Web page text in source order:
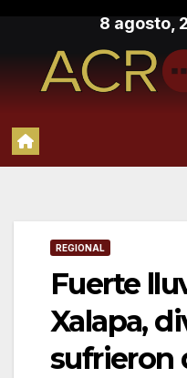
contenido
8 agosto,
REGIONAL
Fuerte
Xalapa,
sufrieron